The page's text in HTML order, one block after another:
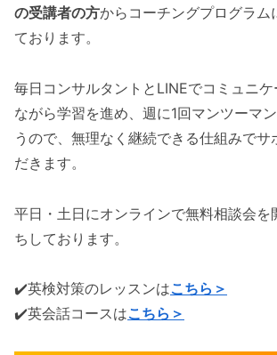
の受講者の方からコーチングプログラム
ております。
毎日コンサルタントとLINEでコミュニケ
ながら学習を進め、週に1回マンツーマ
うので、無理なく継続できる仕組みでサ
だきます。
平日・土日にオンラインで無料相談会を
ちしております。
✔️英検対策のレッスンはこちら＞
✔️英会話コースはこちら＞